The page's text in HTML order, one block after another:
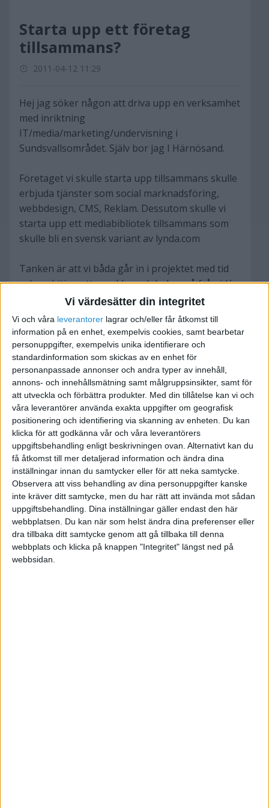
Vi värdesätter din integritet
Vi och våra leverantorer lagrar och/eller får åtkomst till
information på en enhet, exempelvis cookies, samt bearbetar
personuppgifter, exempelvis unika identifierare och
standardinformation som skickas av en enhet för
personanpassade annonser och andra typer av innehåll,
annons- och innehållsmätning samt målgruppsinsikter, samt för
att utveckla och förbättra produkter. Med din tillåtelse kan vi och
våra leverantörer använda exakta uppgifter om geografisk
positionering och identifiering via skanning av enheten. Du kan
klicka för att godkänna vår och våra leverantörers
uppgiftsbehandling enligt beskrivningen ovan. Alternativt kan du
få åtkomst till mer detaljerad information och ändra dina
inställningar innan du samtycker eller för att neka samtycke.
Observera att viss behandling av dina personuppgifter kanske
inte kräver ditt samtycke, men du har rätt att invända mot sådan
uppgiftsbehandling. Dina inställningar gäller endast den här
webbplatsen. Du kan när som helst ändra dina preferenser eller
dra tillbaka ditt samtycke genom att gå tillbaka till denna
webbplats och klicka på knappen "Integritet" längst ned på
webbsidan.
Starta upp ett företag
tillsammans?
2011-04-12 11:29
Hej jag söker någon att driva upp en verksamhet
med inriktning
IT/media/marketing/undervisning i
Sundsvallsområdet. Själv bor jag I Härnösand.
Företaget vi skulle starta upp tillsammans skulle
erbjuda tjänster som social marknadsföring,
webbdesign, CMS, Reklam. Dessutom skulle vi
starta upp ett mediabibliotek tillsammans som
skulle bli en svensk variant av lynda.com
Tanken är att vi båda går in i projektet med tid
och ambition att uvecklas och lyckas gå från idé
till produkt. Ekonomiska kostnader bör vi kunna
minimera med våra kunskaper.
Jag ser helst att du har goda kunskaper i
webbdesign, flash, Olika CMS (helst joomla &
drupal) Att du har ett intresse för och kunskaper
kring Google, adwords, analytics, Facebook ads,
twitter, youtube, och annan social
marknadsföring är mycket viktigt. Det är ett
stort plus om du kan programmering och
kodning.
Jag besitter främst kunskaper i ovanstående
förutom programmering.
Hör av dig om du är intresserad så kan vi träffas.
Jag tycker att en bra affärsidé blir bättre om man
är fler som jobbar mot samma mål.